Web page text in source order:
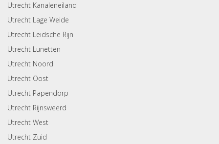
Utrecht Kanaleneiland
Utrecht Lage Weide
Utrecht Leidsche Rijn
Utrecht Lunetten
Utrecht Noord
Utrecht Oost
Utrecht Papendorp
Utrecht Rijnsweerd
Utrecht West
Utrecht Zuid